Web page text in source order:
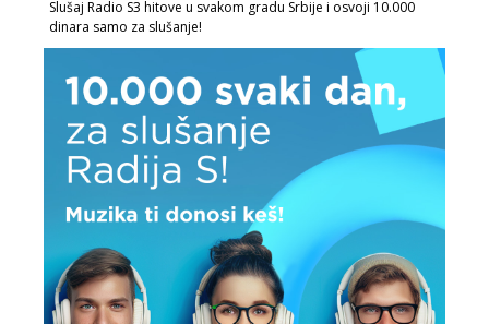
Slušaj Radio S3 hitove u svakom gradu Srbije i osvoji 10.000
dinara samo za slušanje!